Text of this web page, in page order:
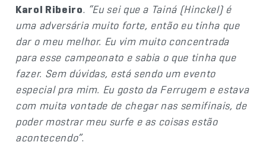
Karol Ribeiro. “Eu sei que a Tainá (Hinckel) é
uma adversária muito forte, então eu tinha que
dar o meu melhor. Eu vim muito concentrada
para esse campeonato e sabia o que tinha que
fazer. Sem dúvidas, está sendo um evento
especial pra mim. Eu gosto da Ferrugem e estava
com muita vontade de chegar nas semifinais, de
poder mostrar meu surfe e as coisas estão
acontecendo”.